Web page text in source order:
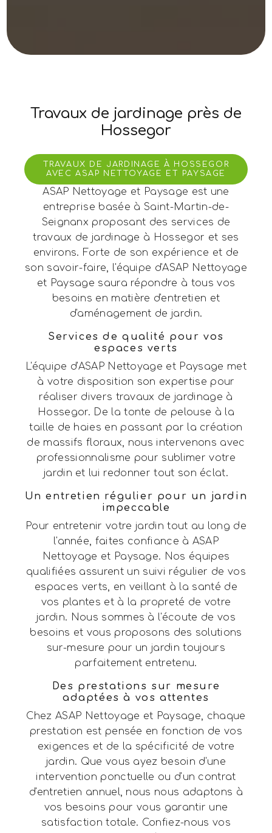
Travaux de jardinage près de
Hossegor
TRAVAUX DE JARDINAGE À HOSSEGOR
AVEC ASAP NETTOYAGE ET PAYSAGE
ASAP Nettoyage et Paysage est une
entreprise basée à Saint-Martin-de-
Seignanx proposant des services de
travaux de jardinage à Hossegor et ses
environs. Forte de son expérience et de
son savoir-faire, l'équipe d'ASAP Nettoyage
et Paysage saura répondre à tous vos
besoins en matière d'entretien et
d'aménagement de jardin.
Services de qualité pour vos
espaces verts
L'équipe d'ASAP Nettoyage et Paysage met
à votre disposition son expertise pour
réaliser divers travaux de jardinage à
Hossegor. De la tonte de pelouse à la
taille de haies en passant par la création
de massifs floraux, nous intervenons avec
professionnalisme pour sublimer votre
jardin et lui redonner tout son éclat.
Un entretien régulier pour un jardin
impeccable
Pour entretenir votre jardin tout au long de
l'année, faites confiance à ASAP
Nettoyage et Paysage. Nos équipes
qualifiées assurent un suivi régulier de vos
espaces verts, en veillant à la santé de
vos plantes et à la propreté de votre
jardin. Nous sommes à l'écoute de vos
besoins et vous proposons des solutions
sur-mesure pour un jardin toujours
parfaitement entretenu.
Des prestations sur mesure
adaptées à vos attentes
Chez ASAP Nettoyage et Paysage, chaque
prestation est pensée en fonction de vos
exigences et de la spécificité de votre
jardin. Que vous ayez besoin d'une
intervention ponctuelle ou d'un contrat
d'entretien annuel, nous nous adaptons à
vos besoins pour vous garantir une
satisfaction totale. Confiez-nous vos